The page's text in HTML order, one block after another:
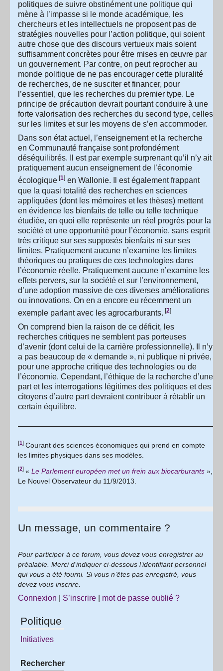
politiques de suivre obstinément une politique qui
mène à l’impasse si le monde académique, les
chercheurs et les intellectuels ne proposent pas de
stratégies nouvelles pour l’action politique, qui soient
autre chose que des discours vertueux mais soient
suffisamment concrètes pour être mises en œuvre par
un gouvernement. Par contre, on peut reprocher au
monde politique de ne pas encourager cette pluralité
de recherches, de ne susciter et financer, pour
l’essentiel, que les recherches du premier type. Le
principe de précaution devrait pourtant conduire à une
forte valorisation des recherches du second type, celles
sur les limites et sur les moyens de s’en accommoder.
Dans son état actuel, l’enseignement et la recherche
en Communauté française sont profondément
déséquilibrés. Il est par exemple surprenant qu’il n’y ait
pratiquement aucun enseignement de l’économie
écologique [1] en Wallonie. Il est également frappant
que la quasi totalité des recherches en sciences
appliquées (dont les mémoires et les thèses) mettent
en évidence les bienfaits de telle ou telle technique
étudiée, en quoi elle représente un réel progrès pour la
société et une opportunité pour l’économie, sans esprit
très critique sur ses supposés bienfaits ni sur ses
limites. Pratiquement aucune n’examine les limites
théoriques ou pratiques de ces technologies dans
l’économie réelle. Pratiquement aucune n’examine les
effets pervers, sur la société et sur l’environnement,
d’une adoption massive de ces diverses améliorations
ou innovations. On en a encore eu récemment un
exemple parlant avec les agrocarburants. [2]
On comprend bien la raison de ce déficit, les
recherches critiques ne semblent pas porteuses
d’avenir (dont celui de la carrière professionnelle). Il n’y
a pas beaucoup de « demande », ni publique ni privée,
pour une approche critique des technologies ou de
l’économie. Cependant, l’éthique de la recherche d’une
part et les interrogations légitimes des politiques et des
citoyens d’autre part devraient contribuer à rétablir un
certain équilibre.
[1] Courant des sciences économiques qui prend en compte
les limites physiques dans ses modèles.
[2] « Le Parlement européen met un frein aux biocarburants »,
Le Nouvel Observateur du 11/9/2013.
Un message, un commentaire ?
Pour participer à ce forum, vous devez vous enregistrer au
préalable. Merci d’indiquer ci-dessous l’identifiant personnel
qui vous a été fourni. Si vous n’êtes pas enregistré, vous
devez vous inscrire.
Connexion S’inscrire mot de passe oublié ?
Politique
Initiatives
Rechercher :